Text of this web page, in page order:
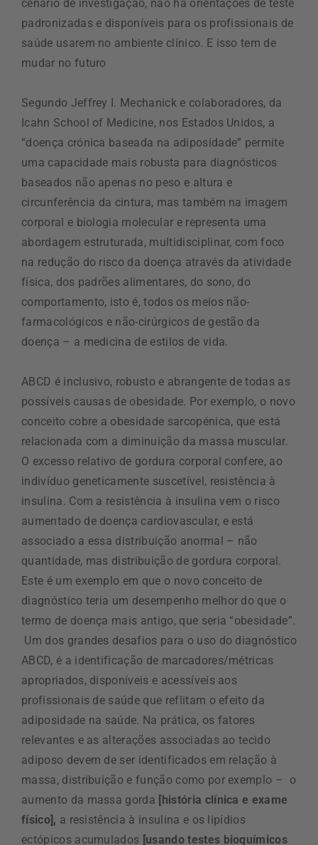
cenário de investigação, não há orientações de teste
padronizadas e disponíveis para os profissionais de
saúde usarem no ambiente clínico. E isso tem de
mudar no futuro
Segundo Jeffrey I. Mechanick e colaboradores, da
Icahn School of Medicine, nos Estados Unidos, a
“doença crónica baseada na adiposidade” permite
uma capacidade mais robusta para diagnósticos
baseados não apenas no peso e altura e
circunferência da cintura, mas também na imagem
corporal e biologia molecular e representa uma
abordagem estruturada, multidisciplinar, com foco
na redução do risco da doença através da atividade
física, dos padrões alimentares, do sono, do
comportamento, isto é, todos os meios não-
farmacológicos e não-cirúrgicos de gestão da
doença – a medicina de estilos de vida.
ABCD é inclusivo, robusto e abrangente de todas as
possíveis causas de obesidade. Por exemplo, o novo
conceito cobre a obesidade sarcopénica, que está
relacionada com a diminuição da massa muscular.
O excesso relativo de gordura corporal confere, ao
indivíduo geneticamente suscetível, resistência à
insulina. Com a resistência à insulina vem o risco
aumentado de doença cardiovascular, e está
associado a essa distribuição anormal – não
quantidade, mas distribuição de gordura corporal.
Este é um exemplo em que o novo conceito de
diagnóstico teria um desempenho melhor do que o
termo de doença mais antigo, que seria “obesidade”.
Um dos grandes desafios para o uso do diagnóstico
ABCD, é a identificação de marcadores/métricas
apropriados, disponíveis e acessíveis aos
profissionais de saúde que reflitam o efeito da
adiposidade na saúde. Na prática, os fatores
relevantes e as alterações associadas ao tecido
adiposo devem de ser identificados em relação à
massa, distribuição e função como por exemplo – o
aumento da massa gorda [história clínica e exame
físico], a resistência à insulina e os lipídios
ectópicos acumulados [usando testes bioquímicos